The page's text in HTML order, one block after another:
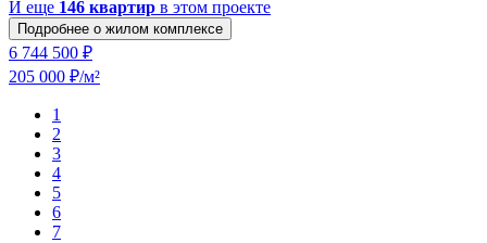
И еще 146 квартир в этом проекте
Подробнее о жилом комплексе
6 744 500 ₽
205 000 ₽/м²
1
2
3
4
5
6
7